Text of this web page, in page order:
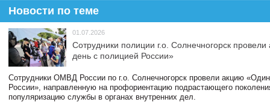
Новости по теме
01.07.2026
Сотрудники полиции г.о. Солнечногорск
день с полицией России»
Сотрудники ОМВД России по г.о. Солнечногорск провели акцию
России», направленную на профориентацию подрастающего
популяризацию службы в органах внутренних дел.